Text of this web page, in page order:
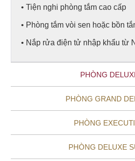
• Tiện nghi phòng tắm cao cấp
• Phòng tắm vòi sen hoặc bồn
• Nắp rửa điện tử nhập khẩu từ
PHÒNG
PHÒNG GRAND
PHÒNG
PHÒNG DELUXE